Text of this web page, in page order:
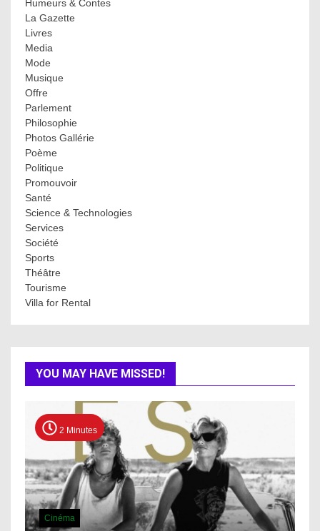
Humeurs & Contes
La Gazette
Livres
Media
Mode
Musique
Offre
Parlement
Philosophie
Photos Gallérie
Poème
Politique
Promouvoir
Santé
Science & Technologies
Services
Société
Sports
Théâtre
Tourisme
Villa for Rental
YOU MAY HAVE MISSED!
2 Minutes
Cinéma